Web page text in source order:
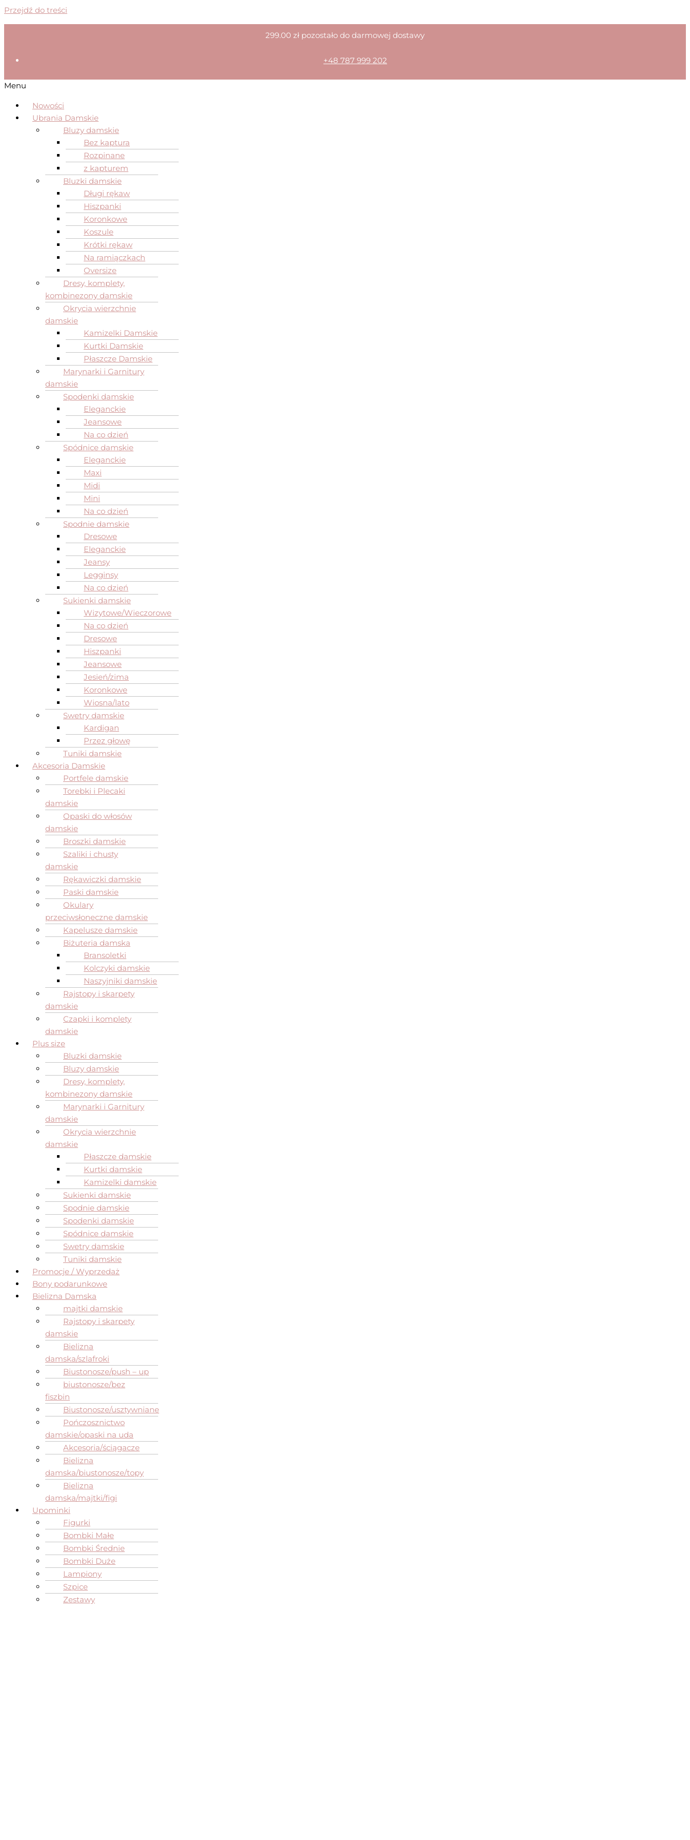
Przejdź do treści
299.00 zł pozostało do darmowej dostawy
+48 787 999 202
Menu
Nowości
Ubrania Damskie
Bluzy damskie
Bez kaptura
Rozpinane
z kapturem
Bluzki damskie
Długi rękaw
Hiszpanki
Koronkowe
Koszule
Krótki rękaw
Na ramiączkach
Oversize
Dresy, komplety,
kombinezony damskie
Okrycia wierzchnie
damskie
Kamizelki Damskie
Kurtki Damskie
Płaszcze Damskie
Marynarki i Garnitury
damskie
Spodenki damskie
Eleganckie
Jeansowe
Na co dzień
Spódnice damskie
Eleganckie
Maxi
Midi
Mini
Na co dzień
Spodnie damskie
Dresowe
Eleganckie
Jeansy
Legginsy
Na co dzień
Sukienki damskie
Wizytowe/Wieczorowe
Na co dzień
Dresowe
Hiszpanki
Jeansowe
Jesień/zima
Koronkowe
Wiosna/lato
Swetry damskie
Kardigan
Przez głowę
Tuniki damskie
Akcesoria Damskie
Portfele damskie
Torebki i Plecaki
damskie
Opaski do włosów
damskie
Broszki damskie
Szaliki i chusty
damskie
Rękawiczki damskie
Paski damskie
Okulary
przeciwsłoneczne damskie
Kapelusze damskie
Biżuteria damska
Bransoletki
Kolczyki damskie
Naszyjniki damskie
Rajstopy i skarpety
damskie
Czapki i komplety
damskie
Plus size
Bluzki damskie
Bluzy damskie
Dresy, komplety,
kombinezony damskie
Marynarki i Garnitury
damskie
Okrycia wierzchnie
damskie
Płaszcze damskie
Kurtki damskie
Kamizelki damskie
Sukienki damskie
Spodnie damskie
Spodenki damskie
Spódnice damskie
Swetry damskie
Tuniki damskie
Promocje / Wyprzedaż
Bony podarunkowe
Bielizna Damska
majtki damskie
Rajstopy i skarpety
damskie
Bielizna
damska/szlafroki
Biustonosze/push – up
biustonosze/bez
fiszbin
Biustonosze/usztywniane
Pończosznictwo
damskie/opaski na uda
Akcesoria/ściągacze
Bielizna
damska/biustonosze/topy
Bielizna
damska/majtki/figi
Upominki
Figurki
Bombki Małe
Bombki Średnie
Bombki Duże
Lampiony
Szpice
Zestawy